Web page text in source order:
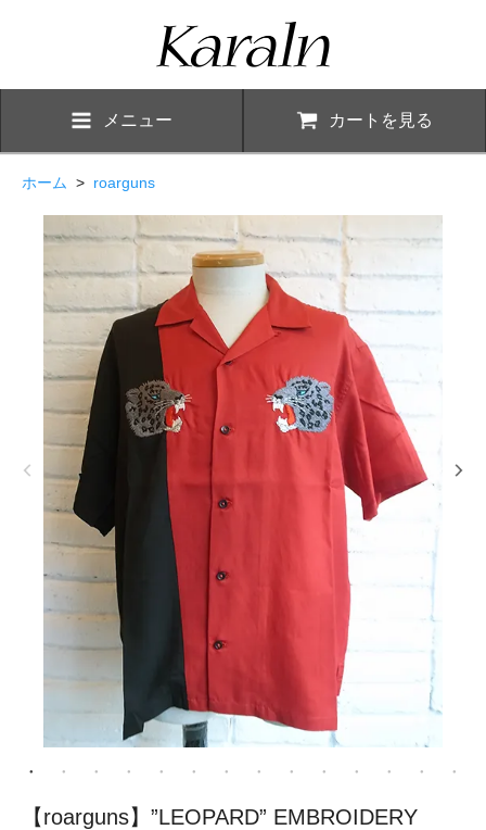
メニュー カートを見る
ホーム > roarguns
【roarguns】”LEOPARD” EMBROIDERY